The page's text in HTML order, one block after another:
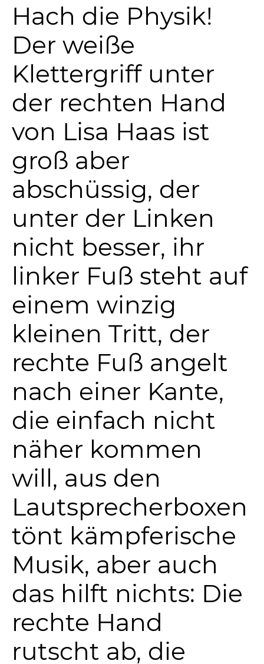
Hach die Physik!
Der weiße
Klettergriff unter
der rechten Hand
von Lisa Haas ist
groß aber
abschüssig, der
unter der Linken
nicht besser, ihr
linker Fuß steht auf
einem winzig
kleinen Tritt, der
rechte Fuß angelt
nach einer Kante,
die einfach nicht
näher kommen
will, aus den
Lautsprecherboxen
tönt kämpferische
Musik, aber auch
das hilft nichts: Die
rechte Hand
rutscht ab, die